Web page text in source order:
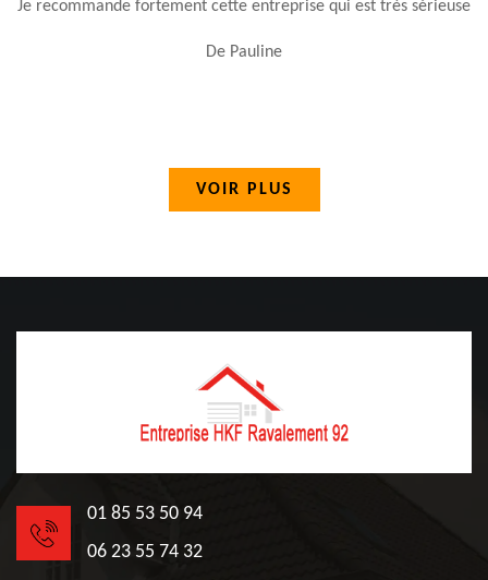
Je recommande fortement cette entreprise qui est très sérieuse
De Pauline
VOIR PLUS
01 85 53 50 94
06 23 55 74 32